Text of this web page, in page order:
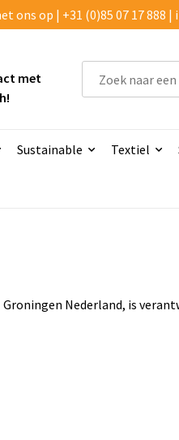
ons op | +31 (0)85 07 17 888
met
Sustainable Textiel
Nederland, is